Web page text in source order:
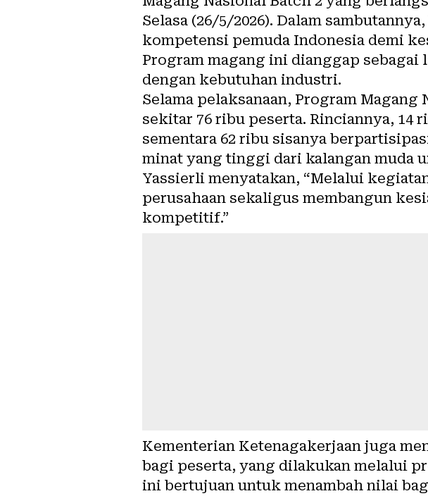
Selasa (26/5/2026). Dalam
kompetensi pemuda Indonesia demi
Program magang ini dianggap
dengan kebutuhan industri.
Selama pelaksanaan, Program
sekitar 76 ribu peserta. Rinciannya, 14
sementara 62 ribu sisanya
minat yang tinggi dari kalangan muda
Yassierli menyatakan, “Melalui
perusahaan sekaligus membangun
kompetitif.”
Kementerian Ketenagakerjaan juga
bagi peserta, yang dilakukan melalui
ini bertujuan untuk menambah nilai